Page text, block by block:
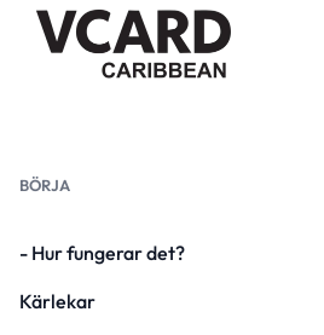
BÖRJA
- Hur fungerar det?
Kärlekar